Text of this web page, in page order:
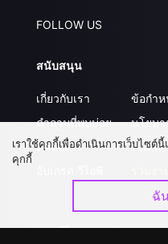
FOLLOW US
สนับสนุน
เกี่ยวกับเรา
คำถามที่พบบ่อย
ติดต่อเรา
ข้อกำห
นโยบา
ส่งผล
ดาวน์โหลดแอป
เราใช้คุกกี้เพื่อดำเนินการเว็บไซต์
คุกกี้
ฉั